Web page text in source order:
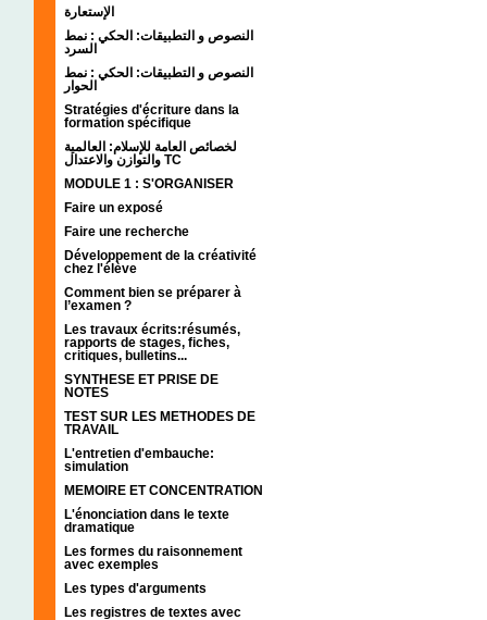
الإستعارة
النصوص و التطبيقات: الحكي : نمط
السرد
النصوص و التطبيقات: الحكي : نمط
الحوار
Stratégies d'écriture dans la
formation spécifique
لخصائص العامة للإسلام: العالمية
والتوازن والاعتدال TC
MODULE 1 : S'ORGANISER
Faire un exposé
Faire une recherche
Développement de la créativité
chez l'élève
Comment bien se préparer à
l’examen ?
Les travaux écrits:résumés,
rapports de stages, fiches,
critiques, bulletins...
SYNTHESE ET PRISE DE
NOTES
TEST SUR LES METHODES DE
TRAVAIL
L'entretien d'embauche:
simulation
MEMOIRE ET CONCENTRATION
L'énonciation dans le texte
dramatique
Les formes du raisonnement
avec exemples
Les types d'arguments
Les registres de textes avec